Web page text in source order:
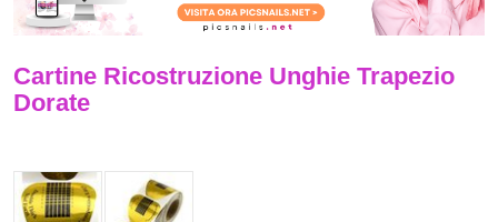
Cartine Ricostruzione Unghie Trapezio
Dorate